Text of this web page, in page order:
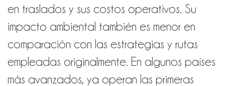
en traslados y sus costos operativos. Su
impacto ambiental también es menor en
comparación con las estrategias y rutas
empleadas originalmente. En algunos países
más avanzados, ya operan las primeras